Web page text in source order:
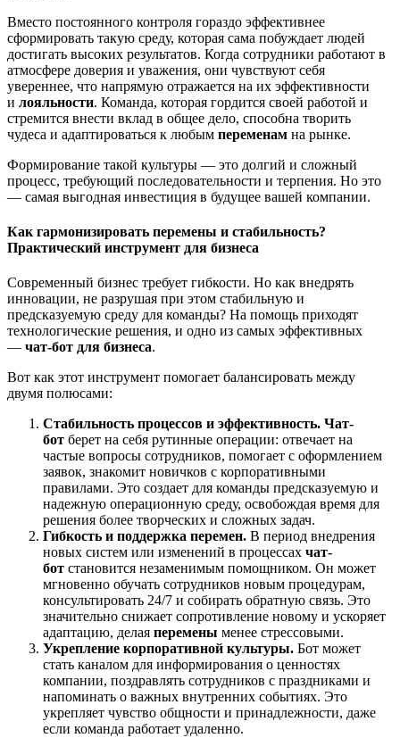
Вместо постоянного контроля гораздо эффективнее
сформировать такую среду, которая сама побуждает людей
достигать высоких результатов. Когда сотрудники работают в
атмосфере доверия и уважения, они чувствуют себя
увереннее, что напрямую отражается на их эффективности
и лояльности. Команда, которая гордится своей работой и
стремится внести вклад в общее дело, способна творить
чудеса и адаптироваться к любым переменам на рынке.
Формирование такой культуры — это долгий и сложный
процесс, требующий последовательности и терпения. Но это
— самая выгодная инвестиция в будущее вашей компании.
Как гармонизировать перемены и стабильность?
Практический инструмент для бизнеса
Современный бизнес требует гибкости. Но как внедрять
инновации, не разрушая при этом стабильную и
предсказуемую среду для команды? На помощь приходят
технологические решения, и одно из самых эффективных
— чат-бот для бизнеса.
Вот как этот инструмент помогает балансировать между
двумя полюсами:
Стабильность процессов и эффективность. Чат-
бот берет на себя рутинные операции: отвечает на
частые вопросы сотрудников, помогает с оформлением
заявок, знакомит новичков с корпоративными
правилами. Это создает для команды предсказуемую и
надежную операционную среду, освобождая время для
решения более творческих и сложных задач.
Гибкость и поддержка перемен. В период внедрения
новых систем или изменений в процессах чат-
бот становится незаменимым помощником. Он может
мгновенно обучать сотрудников новым процедурам,
консультировать 24/7 и собирать обратную связь. Это
значительно снижает сопротивление новому и ускоряет
адаптацию, делая перемены менее стрессовыми.
Укрепление корпоративной культуры. Бот может
стать каналом для информирования о ценностях
компании, поздравлять сотрудников с праздниками и
напоминать о важных внутренних событиях. Это
укрепляет чувство общности и принадлежности, даже
если команда работает удаленно.